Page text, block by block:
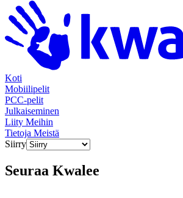
Koti
Mobiilipelit
PCC-pelit
Julkaiseminen
Liity Meihin
Tietoja Meistä
Siirry
Seuraa Kwalee